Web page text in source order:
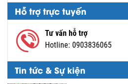
Hỗ trợ trực tuyến
Tư vấn hỗ trợ
Hotline: 0903836065
Tin tức & Sự kiện